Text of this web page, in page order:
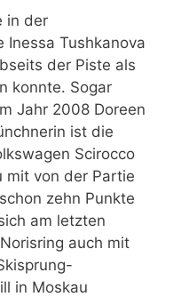
in der
Inessa Tushkanova
der Piste als
konnte. Sogar
Jahr 2008 Doreen
ist die
Scirocco
mit von der Partie
zehn Punkte
am letzten
auch mit
in Moskau